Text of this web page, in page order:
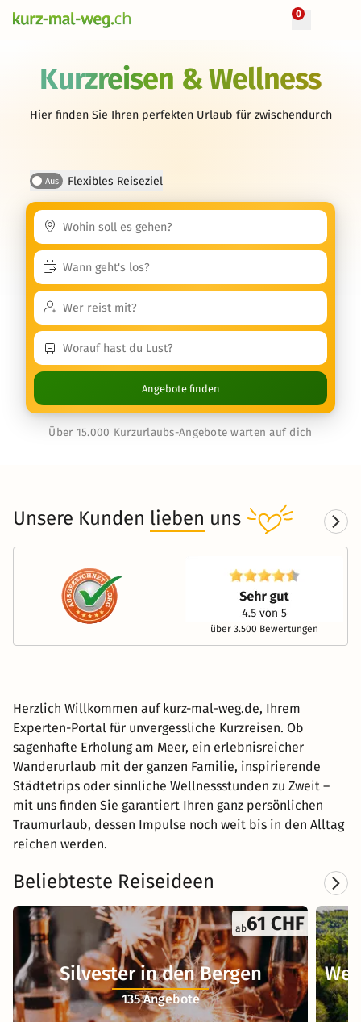
0
Kurzreisen & Wellness
Hier finden Sie Ihren perfekten Urlaub für zwischendurch
Aus Flexibles Reiseziel
Angebote finden
Über 15.000 Kurzurlaubs-Angebote warten auf dich
Unsere Kunden lieben uns
über 3.500 Bewertungen
Herzlich Willkommen auf kurz-mal-weg.de, Ihrem
Experten-Portal für unvergessliche Kurzreisen. Ob
sagenhafte Erholung am Meer, ein erlebnisreicher
Wanderurlaub mit der ganzen Familie, inspirierende
Städtetrips oder sinnliche Wellnessstunden zu Zweit –
mit uns finden Sie garantiert Ihren ganz persönlichen
Traumurlaub, dessen Impulse noch weit bis in den Alltag
reichen werden.
Beliebteste Reiseideen
ab61 CHF
Silvester in den Bergen
135 Angebote